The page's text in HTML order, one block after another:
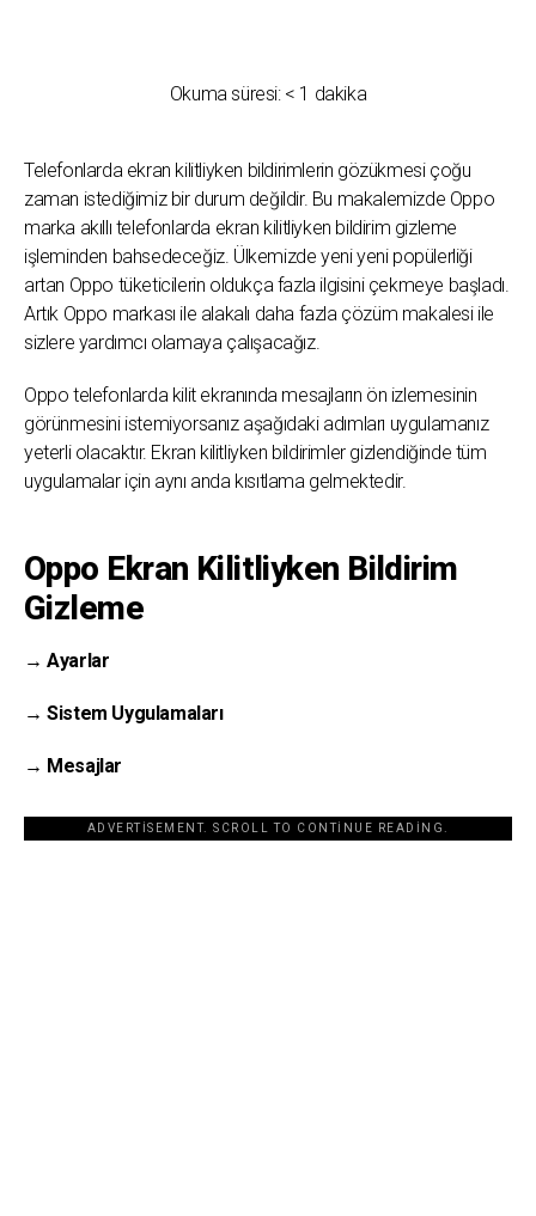
Okuma süresi: < 1 dakika
Telefonlarda ekran kilitliyken bildirimlerin gözükmesi çoğu
zaman istediğimiz bir durum değildir. Bu makalemizde Oppo
marka akıllı telefonlarda ekran kilitliyken bildirim gizleme
işleminden bahsedeceğiz. Ülkemizde yeni yeni popülerliği
artan Oppo tüketicilerin oldukça fazla ilgisini çekmeye başladı.
Artık Oppo markası ile alakalı daha fazla çözüm makalesi ile
sizlere yardımcı olamaya çalışacağız.
Oppo telefonlarda kilit ekranında mesajların ön izlemesinin
görünmesini istemiyorsanız aşağıdaki adımları uygulamanız
yeterli olacaktır. Ekran kilitliyken bildirimler gizlendiğinde tüm
uygulamalar için aynı anda kısıtlama gelmektedir.
Oppo Ekran Kilitliyken Bildirim
Gizleme
→ Ayarlar
→ Sistem Uygulamaları
→ Mesajlar
ADVERTISEMENT. SCROLL TO CONTINUE READING.